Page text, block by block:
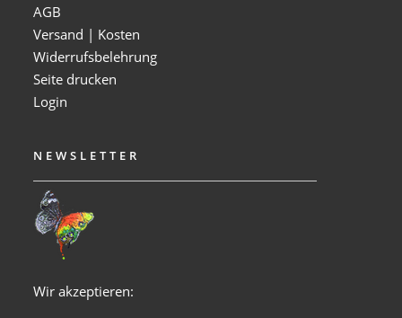
AGB
Versand | Kosten
Widerrufsbelehrung
Seite drucken
Login
NEWSLETTER
Wir akzeptieren: